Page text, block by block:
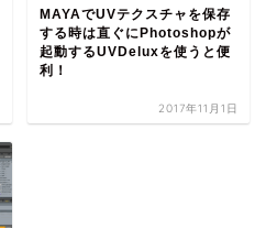
MAYAでUVテクスチャを保存
する時は直ぐにPhotoshopが
起動するUVDeluxを使うと便
利！
2017年11月1日